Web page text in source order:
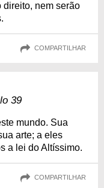
direito, nem serão
COMPARTILHAR
39
mundo. Sua
arte; a eles
a lei do Altíssimo.
COMPARTILHAR